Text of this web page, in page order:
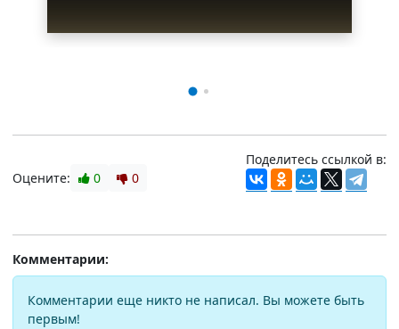
Оцените: 0 0
Поделитесь ссылкой в:
Комментарии:
Комментарии еще никто не написал. Вы можете быть
первым!